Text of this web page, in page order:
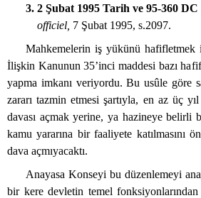
3. 2 Şubat 1995 Tarih ve 95-360
officiel, 7 Şubat 1995, s.2097.
Mahkemelerin iş yükünü
İlişkin Kanunun 35’inci maddesi bazı hafif
yapma imkanı veriyordu. Bu usûle göre
zararı tazmin etmesi şartıyla, en az üç
davası açmak yerine, ya hazineye belirli
kamu yararına bir faaliyete katılmasını
dava açmıyacaktı.
Anayasa Konseyi bu düzenlemeyi
bir kere devletin temel